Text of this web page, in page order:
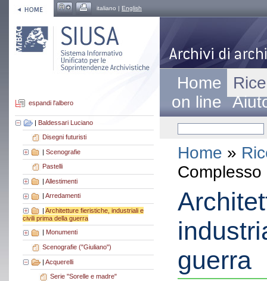
italiano | English
espandi l'albero
| Baldessari Luciano
Disegni futuristi
| Scenografie
Pastelli
| Allestimenti
Arredamenti
| Architetture fieristiche, industriali e
civili prima della guerra
Monumenti
Scenografie ("Giuliano")
| Acquerelli
Serie "Sorelle e madre"
Home
on line
Home »
guerra